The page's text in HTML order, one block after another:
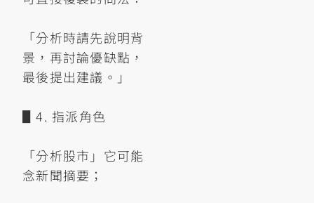
「分析時請先說明背
景，再討論優缺點，
最後提出建議。」
▋4. 指派角色
「分析股市」它可能
念新聞摘要；